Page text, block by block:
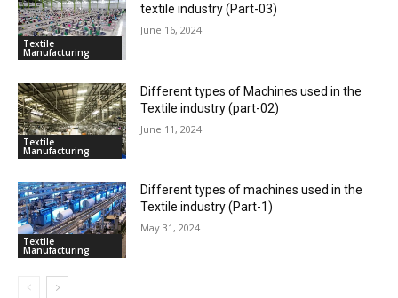
Textile
Manufacturing
textile industry (Part-03)
June 16, 2024
Textile
Manufacturing
Different types of Machines used in the
Textile industry (part-02)
June 11, 2024
Textile
Manufacturing
Different types of machines used in the
Textile industry (Part-1)
May 31, 2024